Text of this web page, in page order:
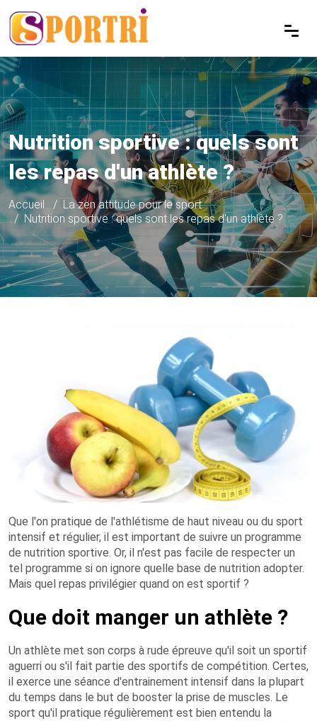
Nutrition sportive : quels sont
les repas d'un athlète ?
Accueil
La zen attitude pour le sport
Nutrition sportive : quels sont les repas d'un athlète ?
Que l'on pratique de l'athlétisme de haut niveau ou du sport
intensif et régulier, il est important de suivre un programme
de nutrition sportive. Or, il n'est pas facile de respecter un
tel programme si on ignore quelle base de nutrition adopter.
Mais quel repas privilégier quand on est sportif ?
Que doit manger un athlète ?
Un athlète met son corps à rude épreuve qu'il soit un sportif
aguerri ou s'il fait partie des sportifs de compétition. Certes,
il exerce une séance d'entrainement intensif dans la plupart
du temps dans le but de booster la prise de muscles. Le
sport qu'il pratique régulièrement est bien entendu la